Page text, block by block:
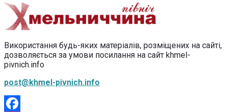
Використання будь-яких матеріалів, розміщених на сайті,
дозволяється за умови посилання на сайт khmel-
pivnich.info
post@khmel-pivnich.info